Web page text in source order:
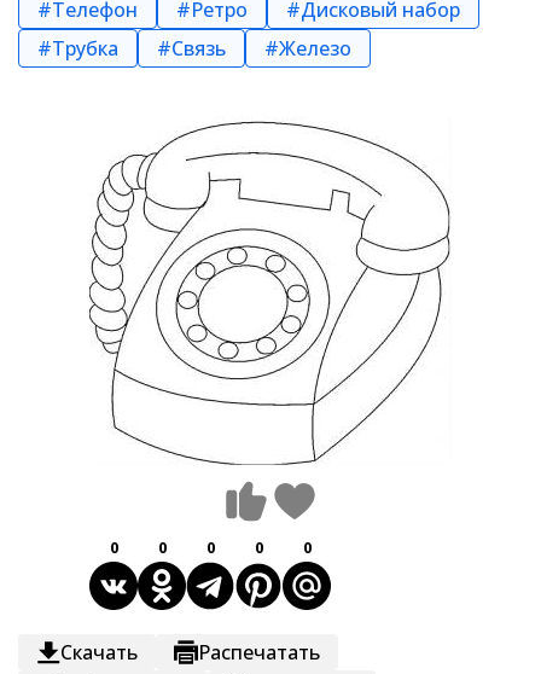
#Телефон #Ретро
#Дисковый набор
#Трубка
#Связь #Железо
0 0 0 0 0
Скачать
Распечатать